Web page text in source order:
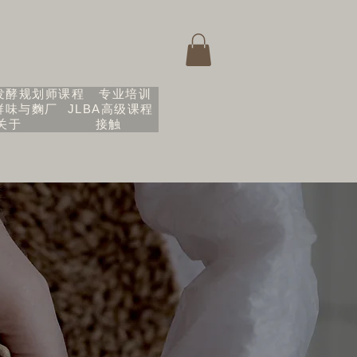
酵规划师课程
专业培训
味与麴厂
JLBA高级课程
于
接触